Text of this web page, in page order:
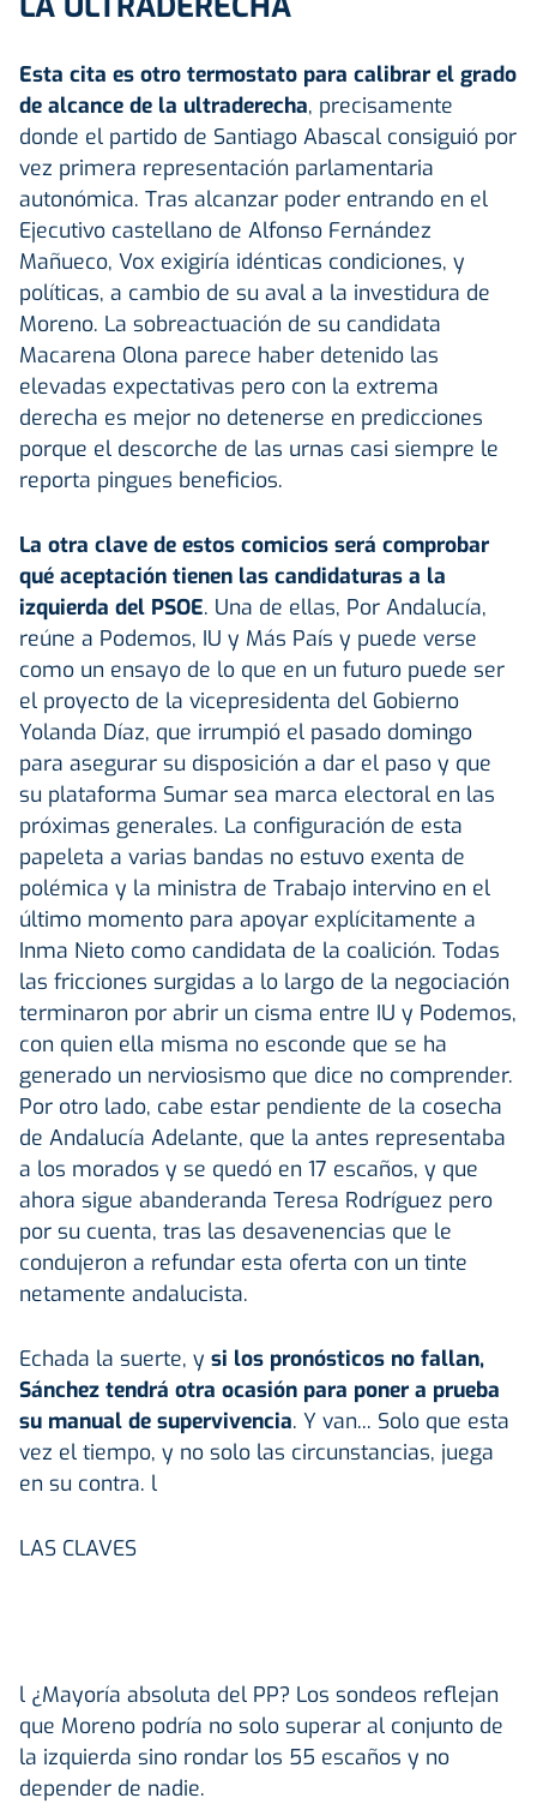
Esta cita es otro termostato para calibrar el grado
de alcance de la ultraderecha, precisamente
donde el partido de Santiago Abascal consiguió por
vez primera representación parlamentaria
autonómica. Tras alcanzar poder entrando en el
Ejecutivo castellano de Alfonso Fernández
Mañueco, Vox exigiría idénticas condiciones, y
políticas, a cambio de su aval a la investidura de
Moreno. La sobreactuación de su candidata
Macarena Olona parece haber detenido las
elevadas expectativas pero con la extrema
derecha es mejor no detenerse en predicciones
porque el descorche de las urnas casi siempre le
reporta pingues beneficios.
La otra clave de estos comicios será comprobar
qué aceptación tienen las candidaturas a la
izquierda del PSOE. Una de ellas, Por Andalucía,
reúne a Podemos, IU y Más País y puede verse
como un ensayo de lo que en un futuro puede ser
el proyecto de la vicepresidenta del Gobierno
Yolanda Díaz, que irrumpió el pasado domingo
para asegurar su disposición a dar el paso y que
su plataforma Sumar sea marca electoral en las
próximas generales. La configuración de esta
papeleta a varias bandas no estuvo exenta de
polémica y la ministra de Trabajo intervino en el
último momento para apoyar explícitamente a
Inma Nieto como candidata de la coalición. Todas
las fricciones surgidas a lo largo de la negociación
terminaron por abrir un cisma entre IU y Podemos,
con quien ella misma no esconde que se ha
generado un nerviosismo que dice no comprender.
Por otro lado, cabe estar pendiente de la cosecha
de Andalucía Adelante, que la antes representaba
a los morados y se quedó en 17 escaños, y que
ahora sigue abanderanda Teresa Rodríguez pero
por su cuenta, tras las desavenencias que le
condujeron a refundar esta oferta con un tinte
netamente andalucista.
Echada la suerte, y si los pronósticos no fallan,
Sánchez tendrá otra ocasión para poner a prueba
su manual de supervivencia. Y van... Solo que esta
vez el tiempo, y no solo las circunstancias, juega
en su contra. l
LAS CLAVES
l ¿Mayoría absoluta del PP? Los sondeos reflejan
que Moreno podría no solo superar al conjunto de
la izquierda sino rondar los 55 escaños y no
depender de nadie.